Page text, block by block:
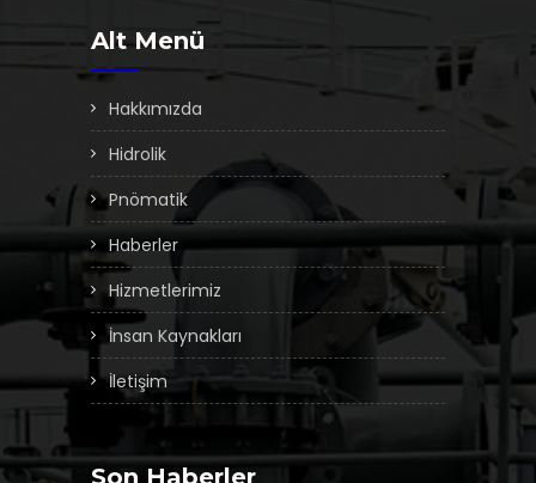
Alt Menü
Hakkımızda
Hidrolik
Pnömatik
Haberler
Hizmetlerimiz
İnsan Kaynakları
İletişim
Son Haberler